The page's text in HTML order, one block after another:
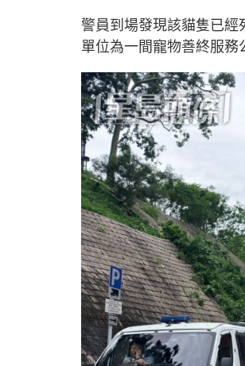
警員到場發現該貓隻已經
單位為一間寵物善終服務